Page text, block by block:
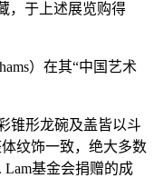
，于上述展览购得
）在其“中国艺术
锥形龙碗及盖皆以斗
纹饰一致，绝大多数
Lam基金会捐赠的成